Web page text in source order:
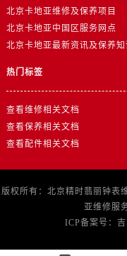
北京卡地亚维修及保养项目
北京卡地亚中国区服务网点
北京卡地亚最新资讯及保养知
热门标签
查看维修相关文档
查看保养相关文档
查看配件相关文档
版权所有：北京精时翡丽钟表
亚维修服
ICP备案号：